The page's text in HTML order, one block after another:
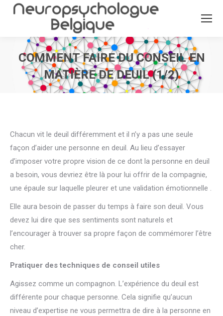
COMMENT FAIRE DU CONSEIL EN
MATIÈRE DE DEUIL (1/2)
Vous êtes ici :
Chacun vit le deuil différemment et il n’y a pas une seule
façon d’aider une personne en deuil. Au lieu d’essayer
d’imposer votre propre vision de ce dont la personne en deuil
a besoin, vous devriez être là pour lui offrir de la compagnie,
une épaule sur laquelle pleurer et une validation émotionnelle .
Elle aura besoin de passer du temps à faire son deuil. Vous
devez lui dire que ses sentiments sont naturels et
l’encourager à trouver sa propre façon de commémorer l’être
cher.
Pratiquer des techniques de conseil utiles
Agissez comme un compagnon. L’expérience du deuil est
différente pour chaque personne. Cela signifie qu’aucun
niveau d’expertise ne vous permettra de dire à la personne en